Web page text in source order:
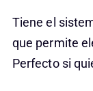
Tiene el
que permite
Perfecto si